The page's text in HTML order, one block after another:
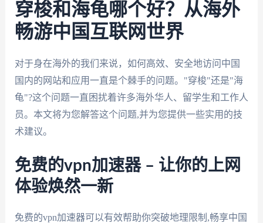
穿梭和海龟哪个好？从海外
畅游中国互联网世界
对于身在海外的我们来说，如何高效、安全地访问中国
国内的网站和应用一直是个棘手的问题。"穿梭"还是"海
龟"?这个问题一直困扰着许多海外华人、留学生和工作人
员。本文将为您解答这个问题,并为您提供一些实用的技
术建议。
免费的vpn加速器 – 让你的上网
体验焕然一新
免费的vpn加速器可以有效帮助你突破地理限制,畅享中国